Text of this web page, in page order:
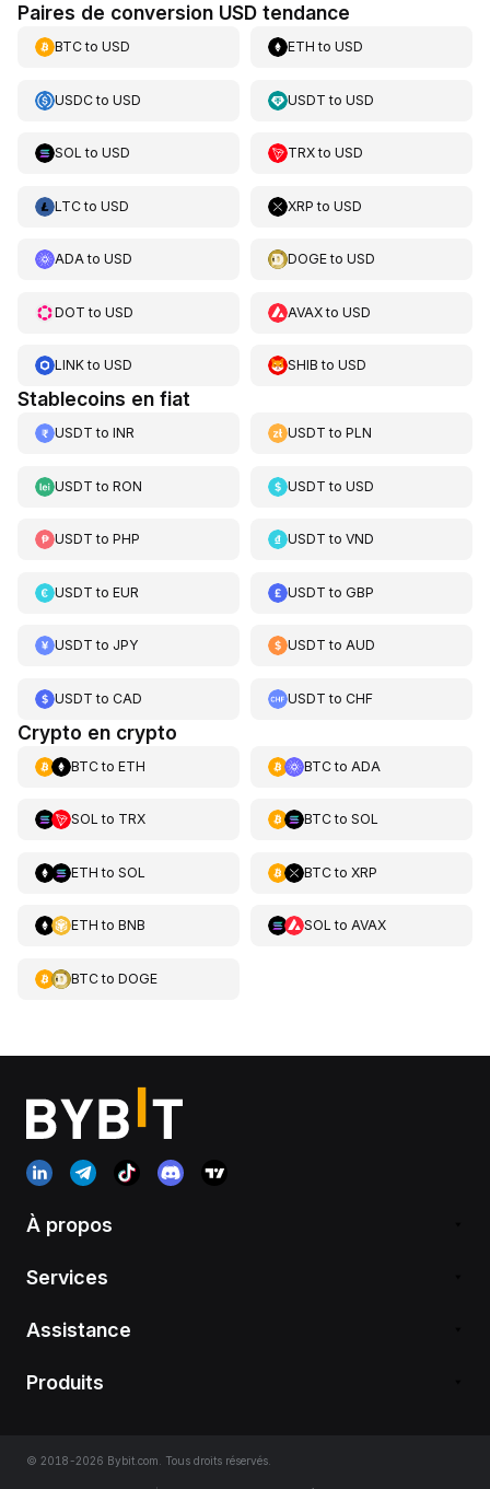
Paires de conversion USD tendance
BTCto USD ETH toUSD
USDCto USD USDT toUSD
SOL to USD TRXtoUSD
LTCto USD XRP toUSD
ADAto USD DOGEtoUSD
DOT to USD AVAXtoUSD
LINKto USD SHIB toUSD
Stablecoins en fiat
USDT to INR USDT toPLN
USDT to RON USDT toUSD
USDT to PHP USDT toVND
USDT to EUR USDT toGBP
USDT to JPY USDT toAUD
USDT to CAD USDT toCHF
Crypto en crypto
BTCto ETH BTCto ADA
SOL to TRX BTCto SOL
ETH to SOL BTCto XRP
ETH to BNB SOL to AVAX
BTCto DOGE
À propos
Services
Assistance
Produits
© 2018-2026 Bybit.com. Tous droits réservés.